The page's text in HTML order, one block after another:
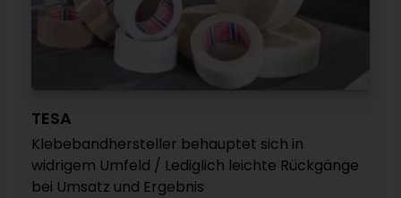
TESA
Klebebandhersteller behauptet sich in
widrigem Umfeld / Lediglich leichte Rückgänge
bei Umsatz und Ergebnis